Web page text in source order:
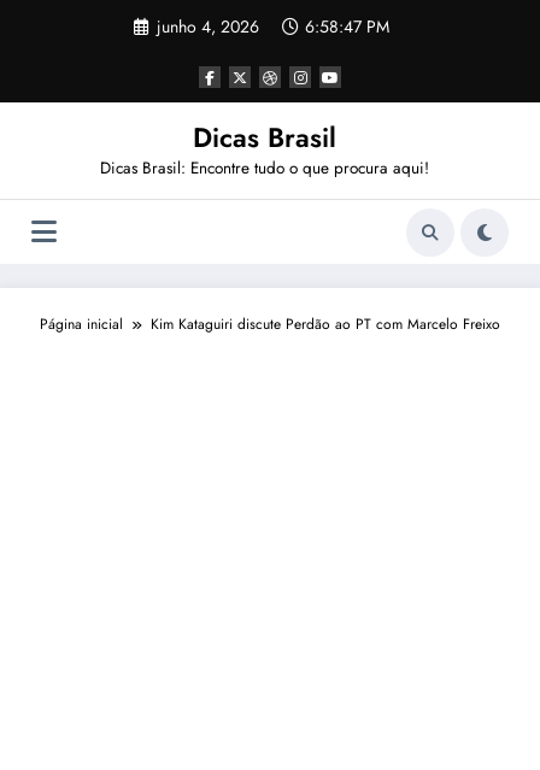
junho 4, 2026 6:58:48 PM
Dicas Brasil
Dicas Brasil: Encontre tudo o que procura aqui!
Página inicial Kim Kataguiri discute Perdão ao PT com Marcelo Freixo